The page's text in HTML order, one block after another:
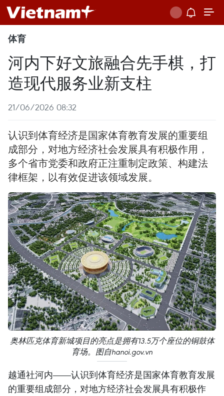
体育
河内下好文旅融合先手棋，打
造现代服务业新支柱
21/06/2026 08:32
认识到体育经济是国家体育教育发展的重要组
成部分，对地方经济社会发展具有积极作用，
多个省市党委和政府正注重制定政策、构建法
律框架，以有效促进该领域发展。
奥林匹克体育新城项目的亮点是拥有13.5万个座位的铜鼓体
育场。图自hanoi.gov.vn
越通社河内——认识到体育经济是国家体育教育发展
的重要组成部分，对地方经济社会发展具有积极作